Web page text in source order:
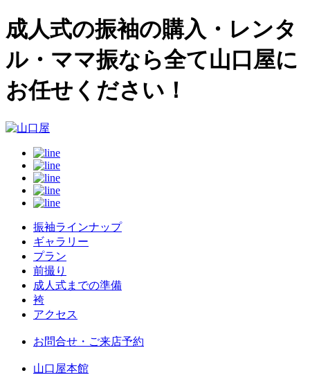
成人式の振袖の購入・レンタ
ル・ママ振なら全て山口屋に
お任せください！
振袖ラインナップ
ギャラリー
プラン
前撮り
成人式までの準備
袴
アクセス
お問合せ・ご来店予約
山口屋本館